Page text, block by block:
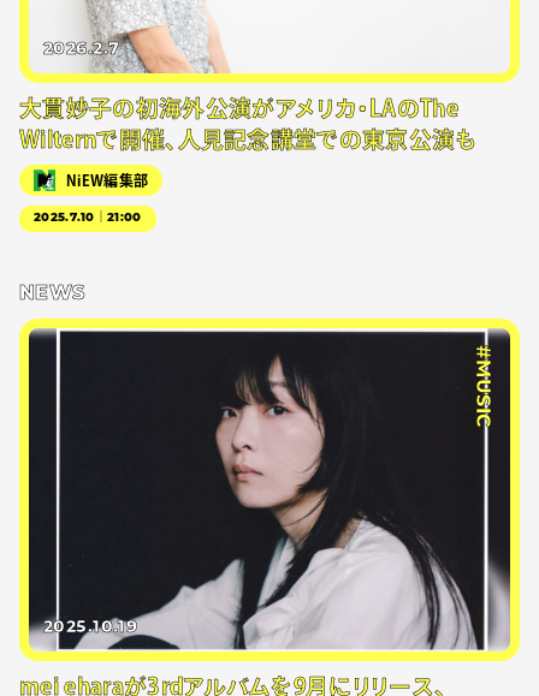
2026.2.7
大貫妙子の初海外公演がアメリカ・LAのThe
Wilternで開催、人見記念講堂での東京公演も
NiEW編集部
2025.7.10｜21:00
NEWS
#MUSIC
2025.10.19
mei eharaが3rdアルバムを9月にリリース、